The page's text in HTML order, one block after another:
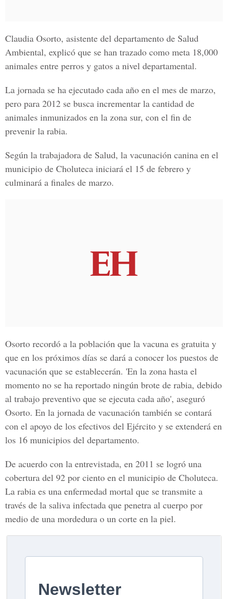
Claudia Osorto, asistente del departamento de Salud
Ambiental, explicó que se han trazado como meta 18,000
animales entre perros y gatos a nivel departamental.
La jornada se ha ejecutado cada año en el mes de marzo,
pero para 2012 se busca incrementar la cantidad de
animales inmunizados en la zona sur, con el fin de
prevenir la rabia.
Según la trabajadora de Salud, la vacunación canina en el
municipio de Choluteca iniciará el 15 de febrero y
culminará a finales de marzo.
Osorto recordó a la población que la vacuna es gratuita y
que en los próximos días se dará a conocer los puestos de
vacunación que se establecerán. 'En la zona hasta el
momento no se ha reportado ningún brote de rabia, debido
al trabajo preventivo que se ejecuta cada año', aseguró
Osorto. En la jornada de vacunación también se contará
con el apoyo de los efectivos del Ejército y se extenderá en
los 16 municipios del departamento.
De acuerdo con la entrevistada, en 2011 se logró una
cobertura del 92 por ciento en el municipio de Choluteca.
La rabia es una enfermedad mortal que se transmite a
través de la saliva infectada que penetra al cuerpo por
medio de una mordedura o un corte en la piel.